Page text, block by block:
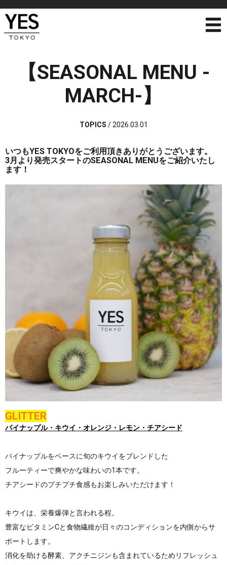
【SEASONAL MENU -
MARCH-】
TOPICS /2026.03.01
いつもYES TOKYOをご利用頂きありがとうございます。
3月より発売スタートのSEASONAL MENUをご紹介いたし
ます！
GLITTER
パイナップル・キウイ・オレンジ・レモン・チアシード
パイナップルをベースに旬のキウイをブレンドした
フルーティーで爽やかな味わいの1本です。
チアシードのプチプチ食感もお楽しみいただけます！
キウイは、栄養爆弾と言われる程。
豊富なビタミンCと食物繊維が日々のコンディションを内側からサ
ポートします。
消化を助ける酵素、アクチニジンも含まれているためリフレッシュ